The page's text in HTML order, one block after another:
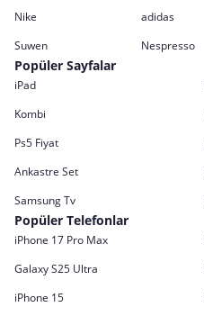
Nike adidas
Suwen
Nespresso
Popüler Sayfalar
iPad
Kombi
Ps5 Fiyat
Ankastre Set
Samsung Tv
Popüler Telefonlar
iPhone 17 Pro Max
Galaxy S25 Ultra
iPhone 15